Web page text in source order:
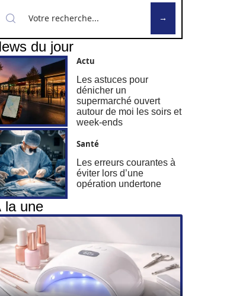
du jour
Actu
Les astuces pour
dénicher un
supermarché ouvert
autour de moi les soirs et
week-ends
Santé
Les erreurs courantes à
éviter lors d’une
opération undertone
la une